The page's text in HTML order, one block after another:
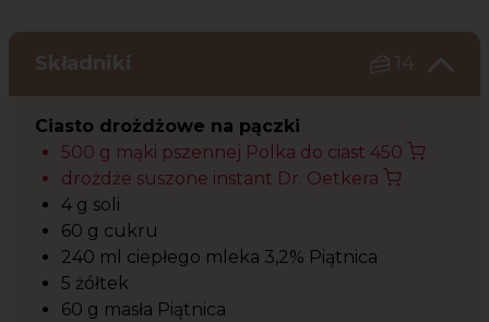
Składniki 14
Ciasto drożdżowe na pączki
500 g mąki pszennej Polka do ciast 450
drożdże suszone instant Dr. Oetkera
4 g soli
60 g cukru
240 ml ciepłego mleka 3,2% Piątnica
5 żółtek
60 g masła Piątnica